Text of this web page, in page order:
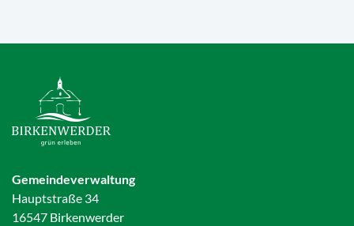
Gemeindeverwaltung
Hauptstraße 34
16547 Birkenwerder